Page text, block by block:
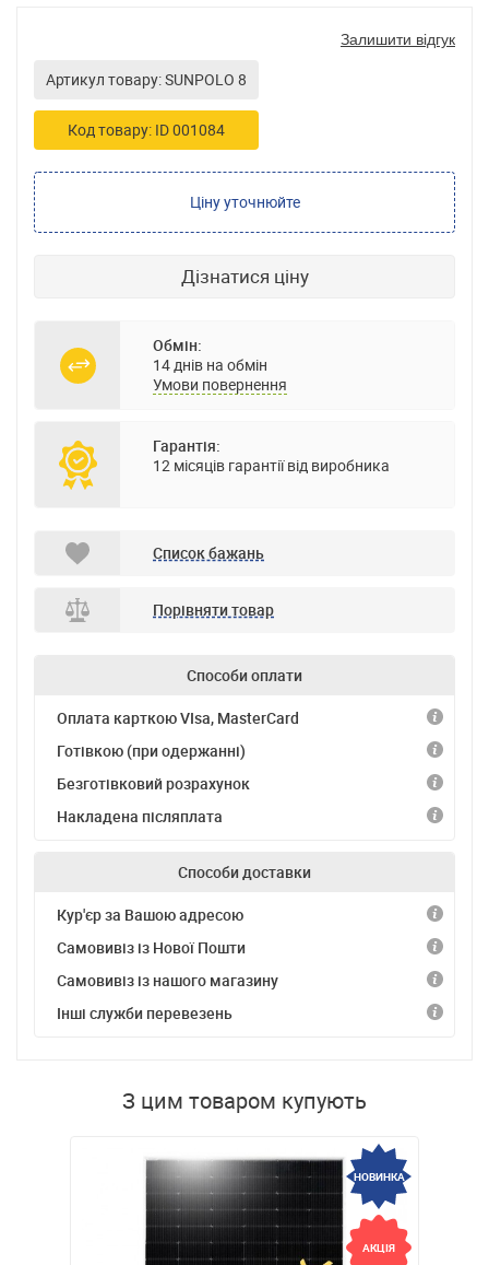
Артикул товару: SUNPOLO 8
Код товару: ID 001084
Залишити відгук
Ціну уточнюйте
Дізнатися ціну
Обмін:
14 днів на обмін
Умови повернення
Гарантія:
12 місяців гарантії від виробника
Список бажань
Порівняти товар
Способи оплати
Оплата карткою VIsa, MasterCard
Готівкою (при одержанні)
Безготівковий розрахунок
Накладена післяплата
Способи доставки
Кур'єр за Вашою адресою
Самовивіз із Нової Пошти
Самовивіз із нашого магазину
Інші служби перевезень
З цим товаром купують
НОВИНКА
АКЦІЯ